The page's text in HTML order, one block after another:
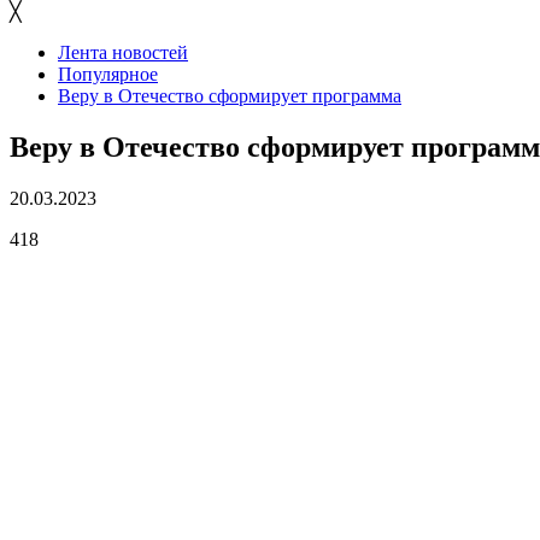
╳
Лента новостей
Популярное
Веру в Отечество сформирует программа
Веру в Отечество сформирует
20.03.2023
418